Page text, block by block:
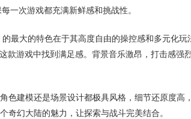
一次游戏都充满新鲜感和挑战性。
最大的特色在于其高度自由的操控感和多元化玩
款游戏中找到满足感。背景音乐激昂，打击感强
色建模还是场景设计都极具风格，细节还原度高
奇幻大陆的魅力，让探索与战斗完美结合。